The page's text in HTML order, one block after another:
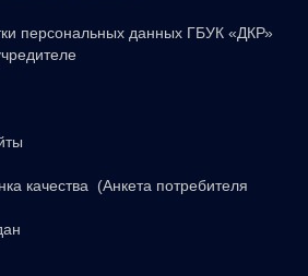
персональных данных ГБУК «ДКР»
качества (Анкета потребителя